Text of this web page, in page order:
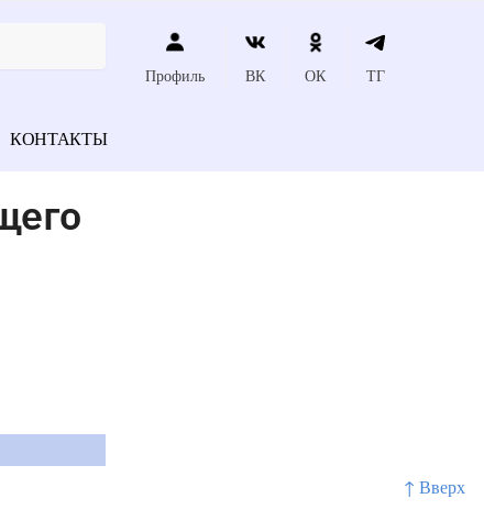
↑ Вверх
Профиль ВК ОК ТГ
КОНТАКТЫ